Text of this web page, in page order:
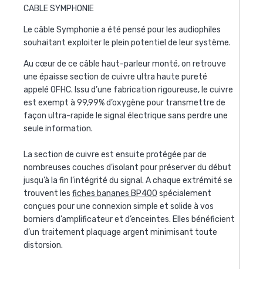
CABLE SYMPHONIE
Le câble Symphonie a été pensé pour les audiophiles
souhaitant exploiter le plein potentiel de leur système.
Au cœur de ce câble haut-parleur monté, on retrouve
une épaisse section de cuivre ultra haute pureté
appelé OFHC. Issu d’une fabrication rigoureuse, le cuivre
est exempt à 99,99% d’oxygène pour transmettre de
façon ultra-rapide le signal électrique sans perdre une
seule information.
La section de cuivre est ensuite protégée par de
nombreuses couches d’isolant pour préserver du début
jusqu’à la fin l’intégrité du signal. A chaque extrémité se
trouvent les fiches bananes BP400 spécialement
conçues pour une connexion simple et solide à vos
borniers d’amplificateur et d’enceintes. Elles bénéficient
d’un traitement plaquage argent minimisant toute
distorsion.